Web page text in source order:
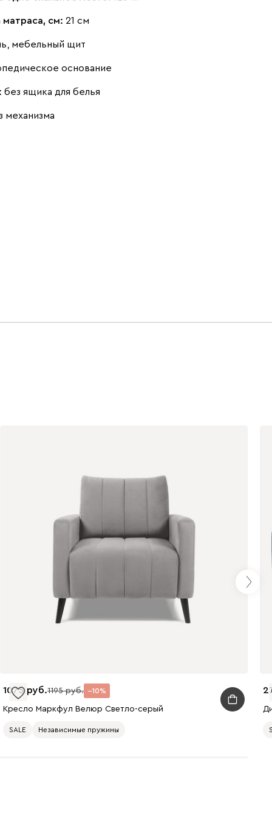
(Ink)
матраса, см: 21 см
мебельный щит
основание
без ящика для белья
механизма
1075 1195 10
Кресло Маркфул Велюр Светло-серый
SALE Независимые пружины